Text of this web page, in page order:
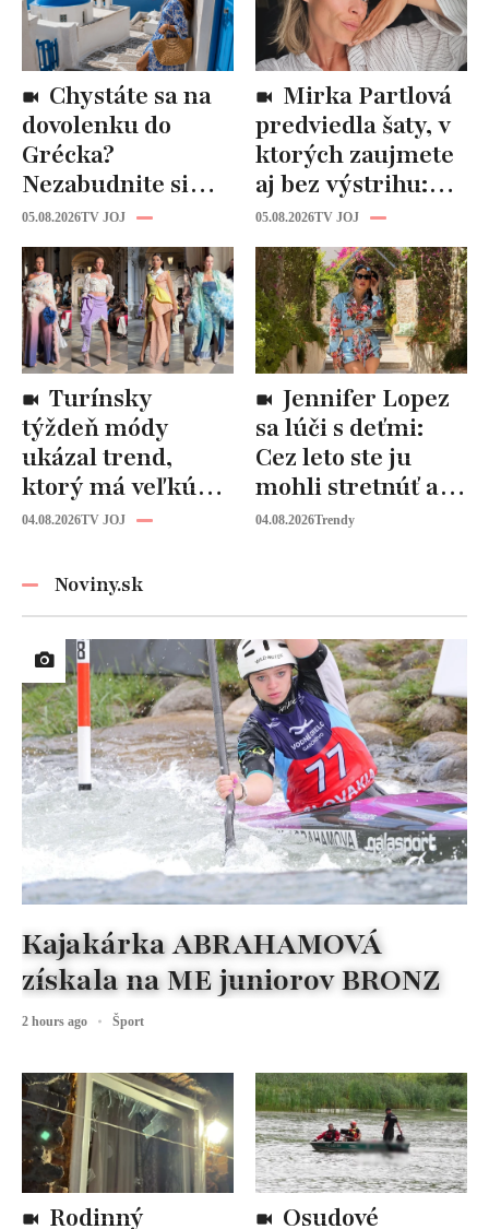
dovolenku do
Grécka?
Nezabudnite si
odtiaľ uloviť tieto
štýlové kúsky
05.08.2026TV JOJ
predviedla šaty, v
ktorých zaujmete
aj bez výstrihu:
Ich čaro je v tomto
detaile
05.08.2026TV JOJ
týždeň módy
ukázal trend,
ktorý má veľkú
budúcnosť: Počuli
materiáli?
04.08.2026TV JOJ
sa lúči s deťmi:
Cez leto ste ju
mohli stretnúť aj
vy!
04.08.2026Trendy
Noviny.sk
Kajakárka ABRAHAMOVÁ
získala na ME juniorov BRONZ
2 hours ago Šport